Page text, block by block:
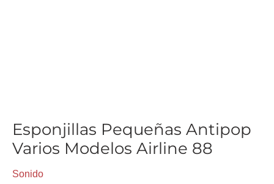
Esponjillas Pequeñas Antipop
Varios Modelos Airline 88
Sonido